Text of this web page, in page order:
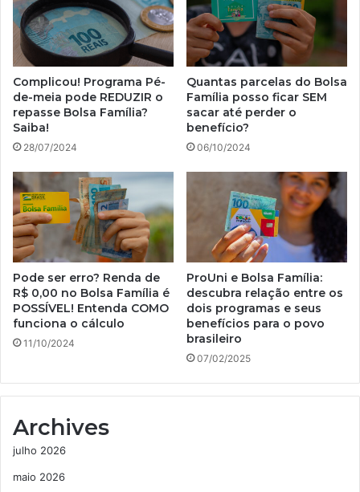
Complicou! Programa Pé-
de-meia pode REDUZIR o
repasse Bolsa Família?
Saiba!
28/07/2024
Quantas parcelas do Bolsa
Família posso ficar SEM
sacar até perder o
benefício?
06/10/2024
Pode ser erro? Renda de
R$ 0,00 no Bolsa Família é
POSSÍVEL! Entenda COMO
funciona o cálculo
11/10/2024
ProUni e Bolsa Família:
descubra relação entre os
dois programas e seus
benefícios para o povo
brasileiro
07/02/2025
Archives
julho 2026
maio 2026